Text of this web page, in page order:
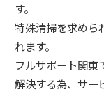
す。
特殊清掃を求めら
れます。
フルサポート関東
解決する為、サー